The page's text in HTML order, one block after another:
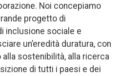
Noi concepiamo
progetto di
inclusione sociale e
un’eredità duratura, con
sostenibilità, alla ricerca
di tutti i paesi e dei